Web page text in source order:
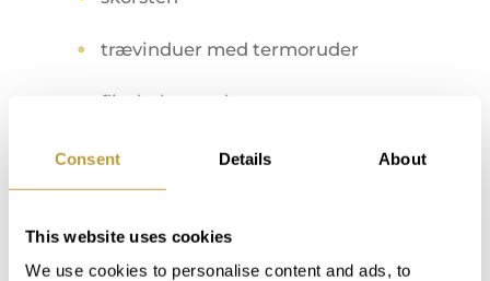
Consent Details About
This website uses cookies
We use cookies to personalise content and ads, to
trævinduer med termoruder
flisebelagt gulv
altaner overdækket delvis
huse med privat pool